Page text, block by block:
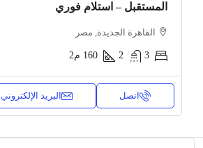
المستقبل – استلام فوري
القاهرة الجديدة, مصر
3
2
160 م2
اتصل البريد الإلكتروني